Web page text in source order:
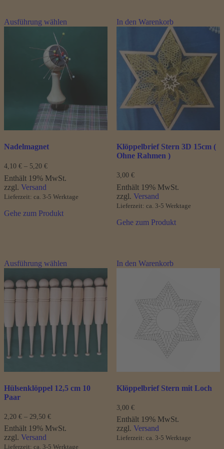
Ausführung wählenProdukt
auf.
Die
Optionen
der
Produktseite
gewählt
werden
Nadelmagnet
4,10 € – 5,20 €Preisspanne:
bis
Enthält 19% MwSt.
zzgl. Versand
Lieferzeit: ca. 3-5 Werktage
Gehe zum Produkt
In den Warenkorb
Klöppelbrief Stern 3D 15cm (
Ohne Rahmen )
3,00 €
Enthält 19% MwSt.
zzgl. Versand
Lieferzeit: ca. 3-5 Werktage
Gehe zum Produkt
Ausführung wählenProdukt
mehrere
Varianten
auf.
Die
Optionen
können
auf
Produktseite
werden
Hülsenklöppel 12,5 cm 10
Paar
2,20 € – 29,50 €Preisspanne:
2,20 €
bis
Enthält 19% MwSt.
zzgl. Versand
Lieferzeit: ca. 3-5 Werktage
In den Warenkorb
Klöppelbrief Stern mit Loch
3,00 €
Enthält 19% MwSt.
zzgl. Versand
Lieferzeit: ca. 3-5 Werktage